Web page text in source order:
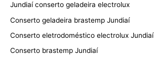
Jundiaí conserto geladeira electrolux
Conserto geladeira brastemp Jundiaí
Conserto eletrodoméstico electrolux Jundiaí
Conserto brastemp Jundiaí